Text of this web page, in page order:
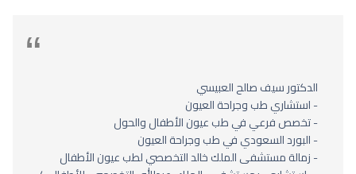
الدكتور سيف صالح العبيسي
- استشاري طب وجراحة العيون
- تخصص فرعي في طب عيون الأطفال والحول
- البورد السعودي في طب وجراحة العيون
- زمالة مستشفى الملك خالد التخصصي لطب عيون الأطفال